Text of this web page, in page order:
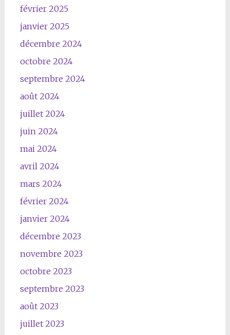
février 2025
janvier 2025
décembre 2024
octobre 2024
septembre 2024
août 2024
juillet 2024
juin 2024
mai 2024
avril 2024
mars 2024
février 2024
janvier 2024
décembre 2023
novembre 2023
octobre 2023
septembre 2023
août 2023
juillet 2023